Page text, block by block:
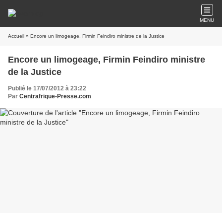
MENU
Accueil » Encore un limogeage, Firmin Feindiro ministre de la Justice
Encore un limogeage, Firmin Feindiro ministre
de la Justice
Publié le 17/07/2012 à 23:22
Par Centrafrique-Presse.com